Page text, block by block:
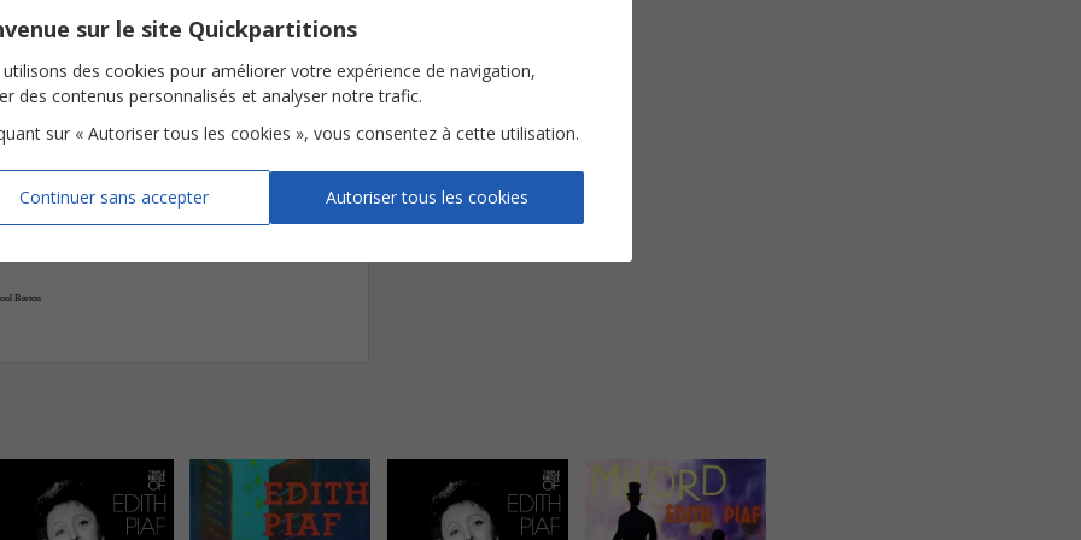
Breton
tier I non
-
D7 G B/F©
  
    

      
  
sur le site Quickpartitions
des cookies pour améliorer votre expérience de navigation,
des contenus personnalisés et analyser notre trafic.
sur « Autoriser tous les cookies », vous consentez à cette utilisation.
Continuer sans accepter Autoriser tous les cookies